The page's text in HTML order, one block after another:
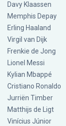
Davy Klaassen
Memphis Depay
Erling Haaland
Virgil van Dijk
Frenkie de Jong
Lionel Messi
Kylian Mbappé
Cristiano Ronaldo
Jurriën Timber
Matthijs de Ligt
Vinícius Júnior